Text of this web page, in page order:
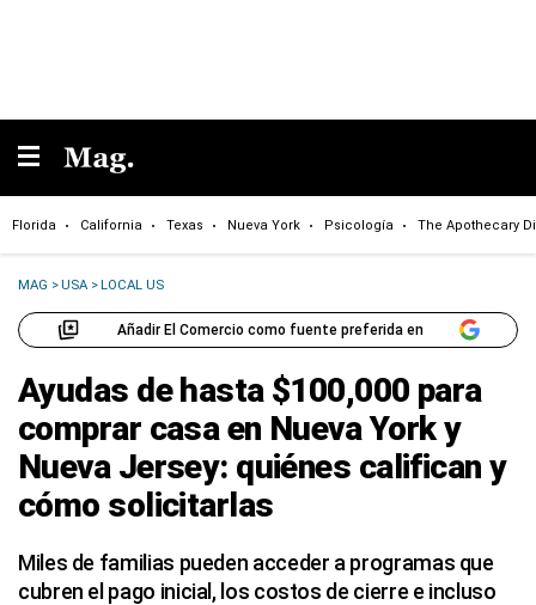
Florida California Texas Nueva York Psicología The Apothecary
MAG >USA >LOCAL US
Añadir El Comercio como fuente preferida en
Ayudas de hasta $100,000 para
comprar casa en Nueva York y
Nueva Jersey: quiénes califican y
cómo solicitarlas
Miles de familias pueden acceder a programas que
cubren el pago inicial, los costos de cierre e incluso